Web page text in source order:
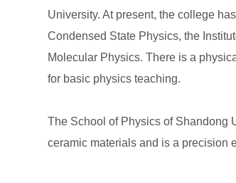
University. At present, the college
Condensed State Physics, the
Molecular Physics. There is a
for basic physics teaching.
The School of Physics of Shandong
ceramic materials and is a precision